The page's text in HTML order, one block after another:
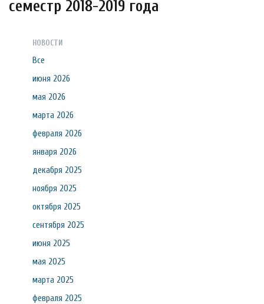
семестр 2018-2019 года
НОВОСТИ
Все
июня 2026
мая 2026
марта 2026
февраля 2026
января 2026
декабря 2025
ноября 2025
октября 2025
сентября 2025
июня 2025
мая 2025
марта 2025
февраля 2025